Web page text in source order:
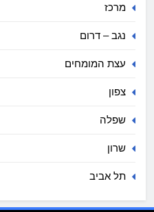
מרכז
נגב – דרום
עצת המומחים
צפון
שפלה
שרון
תל אביב